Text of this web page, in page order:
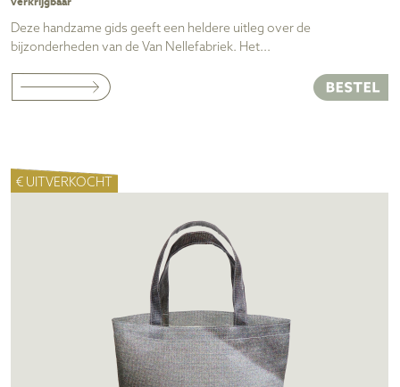
Deze handzame gids geeft een heldere uitleg over de
bijzonderheden van de Van Nellefabriek. Het...
€ UITVERKOCHT